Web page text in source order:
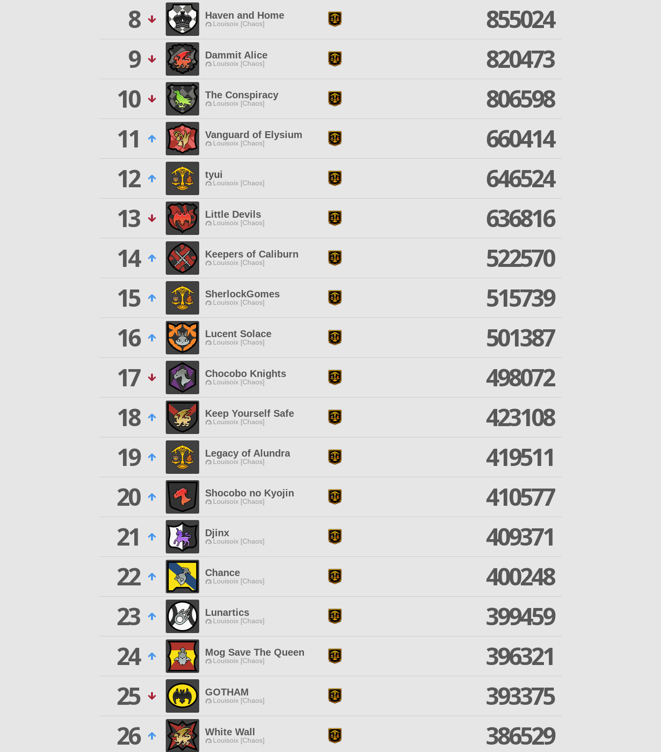
8
Haven and Home
Louisoix [Chaos]
855024
9
Dammit Alice
Louisoix [Chaos]
820473
10
The Conspiracy
Louisoix [Chaos]
806598
11
Vanguard of Elysium
Louisoix [Chaos]
660414
12
tyui
Louisoix [Chaos]
646524
13
Little Devils
Louisoix [Chaos]
636816
14
Keepers of Caliburn
Louisoix [Chaos]
522570
15
SherlockGomes
Louisoix [Chaos]
515739
16
Lucent Solace
Louisoix [Chaos]
501387
17
Chocobo Knights
Louisoix [Chaos]
498072
18
Keep Yourself Safe
Louisoix [Chaos]
423108
19
Legacy of Alundra
Louisoix [Chaos]
419511
20
Shocobo no Kyojin
Louisoix [Chaos]
410577
21
Djinx
Louisoix [Chaos]
409371
22
Chance
Louisoix [Chaos]
400248
23
Lunartics
Louisoix [Chaos]
399459
24
Mog Save The Queen
Louisoix [Chaos]
396321
25
GOTHAM
Louisoix [Chaos]
393375
26
White Wall
Louisoix [Chaos]
386529